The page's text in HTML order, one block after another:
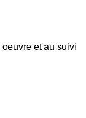
et au suivi